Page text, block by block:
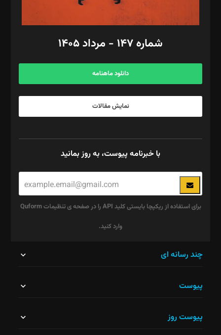
مد‌یر توسعه تجاری: کامبیز برید‌
امور مالی: شاپور رهبری، محمد‌ کاظمی‌نیا
آگهی و مشترکین: ۰۹۱۹۹۹۹۰۴۵۴
شماره ۱۴۷ - مرداد ۱۴۰۵
دانلود ماهنامه
نمایش مقالات
با خبرنامه پیوست، به روز بمانید
برای استفاده از ریکپچا بایستی کلید API را در صفحه ی تنظیمات Quform
وارد کنید.
نباید
چند رسانه ای
پیوست
پیوست روز